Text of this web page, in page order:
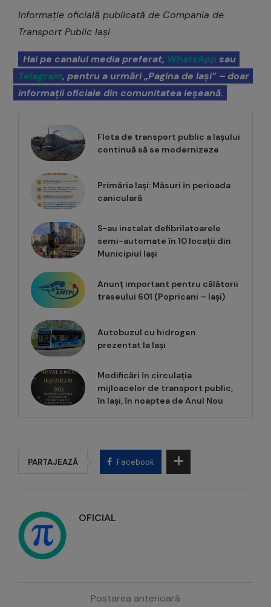
Informație oficială publicată de Compania de
Transport Public Iași
Hai pe canalul media preferat, WhatsAppsau
Telegram, pentru a urmări „Pagina de Iași” – doar
informații oficiale din comunitatea ieșeană.
Flota de transport public a Iașului
continuă să se modernizeze
Primăria Iași: Măsuri în perioada
caniculară
S-au instalat defibrilatoarele
semi-automate în 10 locații din
Municipiul Iași
Anunț important pentru călătorii
traseului 601 (Popricani – Iași)
Autobuzul cu hidrogen
prezentat la Iași
Modificări în circulația
mijloacelor de transport public,
în Iași, în noaptea de Anul Nou
PARTAJEAZĂ Facebook
OFICIAL
Postarea anterioară